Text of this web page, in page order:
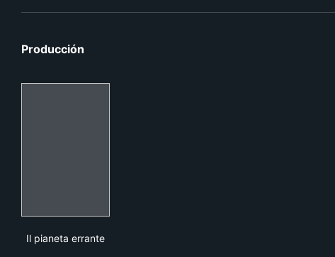
Producción
Il pianeta errante